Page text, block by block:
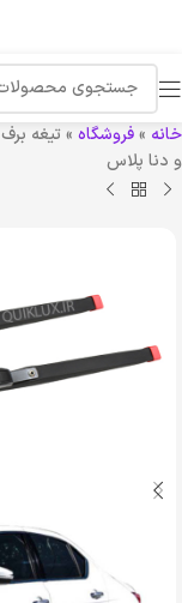
خانه »فروشگاه »تیغه
و دنا پلاس